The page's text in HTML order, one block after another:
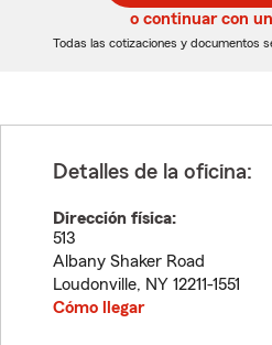
5
dígitos
5
dígitos
o continuar con
Todas las cotizaciones y documentos
Detalles de la oficina:
Dirección física:
513
Albany Shaker Road
Loudonville, NY 12211-1551
Cómo llegar